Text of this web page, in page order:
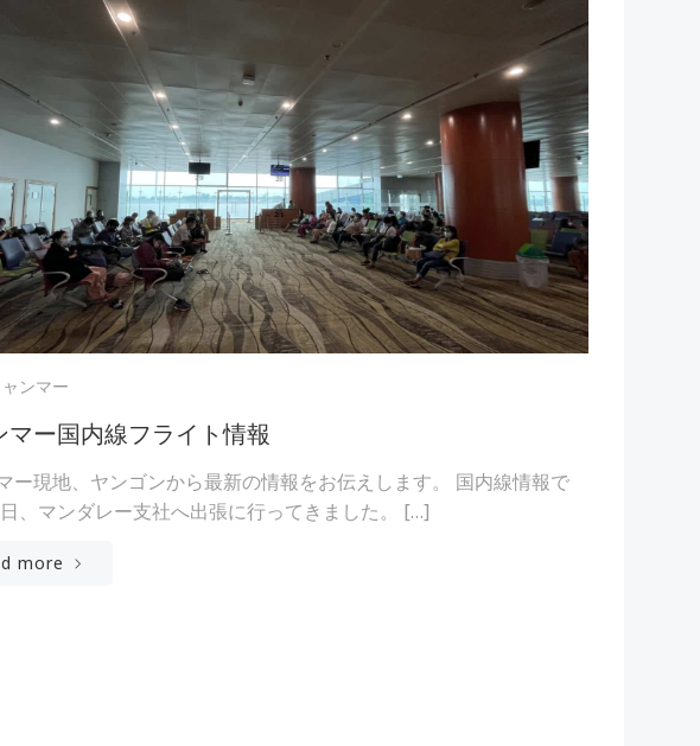
ャンマー
マー国内線フライト情報
ー現地、ヤンゴンから最新の情報をお伝えします。 国内線情報で
、マンダレー支社へ出張に行ってきました。 […]
more